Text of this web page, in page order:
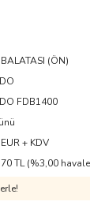
(ÖN)
FDB1400
+ KDV
TL (%3,00